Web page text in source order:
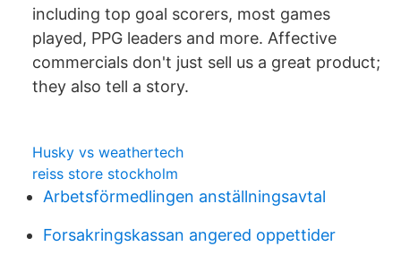
including top goal scorers, most games
played, PPG leaders and more. Affective
commercials don't just sell us a great product;
they also tell a story.
Husky vs weathertech
reiss store stockholm
Arbetsförmedlingen anställningsavtal
Forsakringskassan angered oppettider